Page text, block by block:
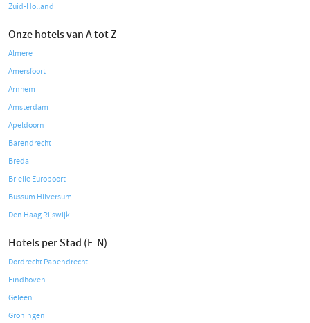
Zuid-Holland
Onze hotels van A tot Z
Almere
Amersfoort
Arnhem
Amsterdam
Apeldoorn
Barendrecht
Breda
Brielle Europoort
Bussum Hilversum
Den Haag Rijswijk
Hotels per Stad (E-N)
Dordrecht Papendrecht
Eindhoven
Geleen
Groningen